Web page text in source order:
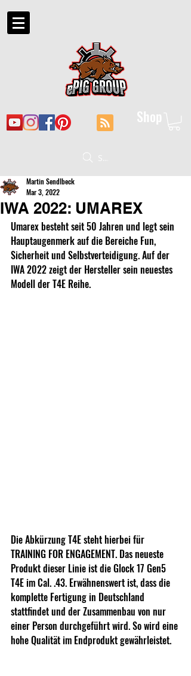
Shop
Suche
IWA 2022: UMAREX
Martin Sendlbeck
Mar 3, 2022
Umarex besteht seit 50 Jahren und legt sein
Hauptaugenmerk auf die Bereiche Fun,
Sicherheit und Selbstverteidigung. Auf der
IWA 2022 zeigt der Hersteller sein neuestes
Modell der T4E Reihe.
Die Abkürzung T4E steht hierbei für
TRAINING FOR ENGAGEMENT. Das neueste
Produkt dieser Linie ist die Glock 17 Gen5
T4E im Cal. .43. Erwähnenswert ist, dass die
komplette Fertigung in Deutschland
stattfindet und der Zusammenbau von nur
einer Person durchgeführt wird. So wird eine
hohe Qualität im Endprodukt gewährleistet.